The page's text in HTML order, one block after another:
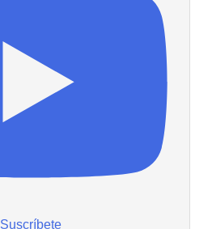
Suscríbete